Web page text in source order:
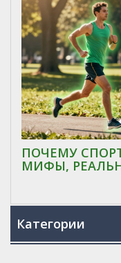
ПОЧЕМУ
МИФЫ,
Категории